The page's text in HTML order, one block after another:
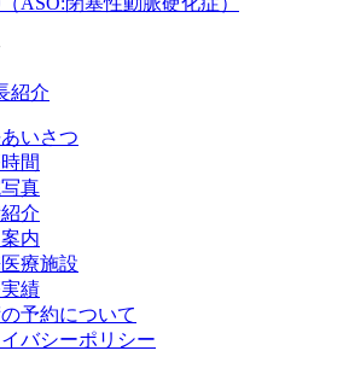
紹介
いさつ
間
真
介
内
療施設
績
予約について
バシーポリシー